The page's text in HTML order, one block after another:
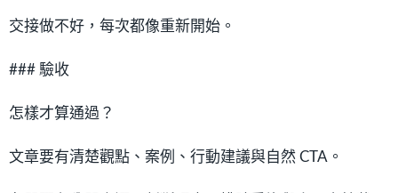
交接做不好，每次都像重新開始。
### 驗收
怎樣才算通過？
文章要有清楚觀點、案例、行動建議與自然 CTA。